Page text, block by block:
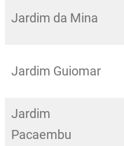
Jardim da Mina
Jardim Guiomar
Jardim
Pacaembu